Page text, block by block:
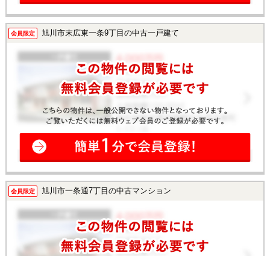
会員限定 旭川市末広東一条9丁目の中古一戸建て
会員限定 旭川市一条通7丁目の中古マンション